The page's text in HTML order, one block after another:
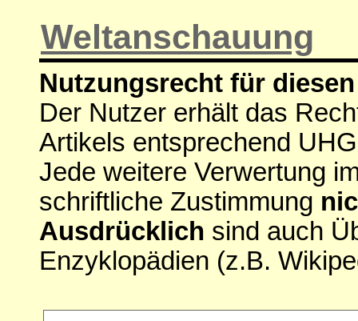
Weltanschauung
Nutzungsrecht für
Der Nutzer erhält das
Artikels entsprechend
Jede weitere Verwertung
schriftliche Zustimmung
Ausdrücklich sind auch
Enzyklopädien (z.B.